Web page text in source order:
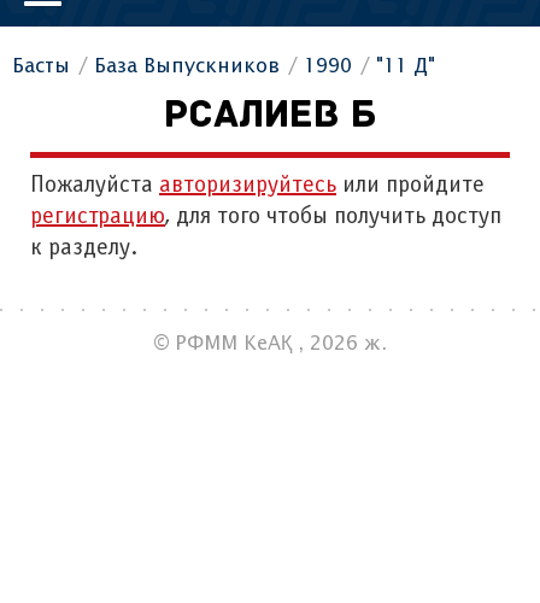
Басты База Выпускников 1990 "11 Д"
РСАЛИЕВ Б
Пожалуйста авторизируйтесь или пройдите
регистрацию, для того чтобы получить доступ
к разделу.
© РФММ КеАҚ , 2026 ж.